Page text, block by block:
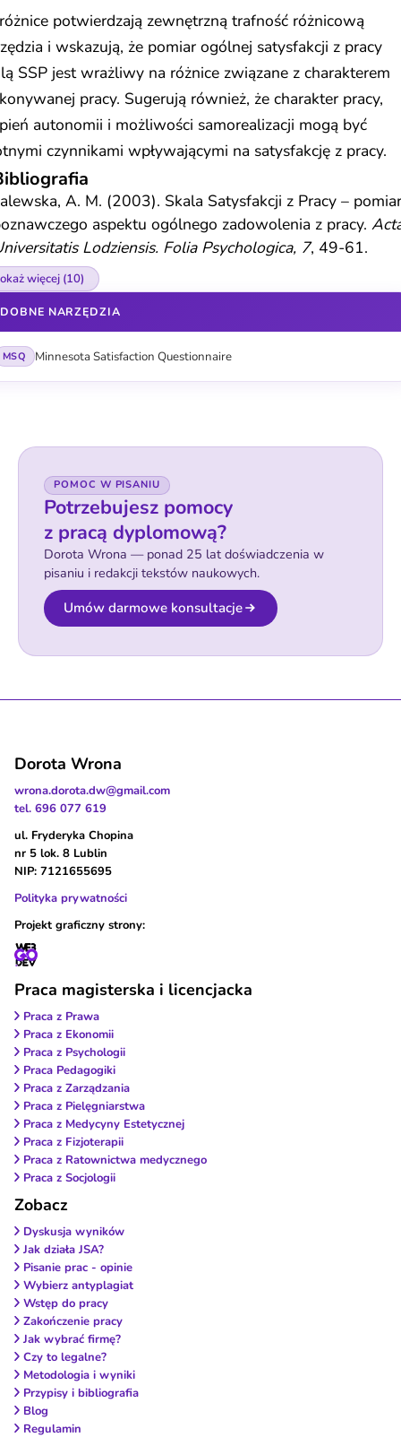
potwierdzają zewnętrzną trafność różnicową
i wskazują, że pomiar ogólnej satysfakcji z pracy
SSP jest wrażliwy na różnice związane z charakterem
pracy. Sugerują również, że charakter pracy,
autonomii i możliwości samorealizacji mogą być
czynnikami wpływającymi na satysfakcję z pracy.
A. M. (2003). Skala Satysfakcji z Pracy – pomiar
aspektu ogólnego zadowolenia z pracy.
Lodziensis. Folia Psychologica, 7, 49-61.
więcej (10)
NARZĘDZIA
MSQ Minnesota Satisfaction Questionnaire
POMOC W PISANIU
Potrzebujesz pomocy
z pracą dyplomową?
Dorota Wrona — ponad 25 lat doświadczenia w
pisaniu i redakcji tekstów naukowych.
Umów darmowe konsultacje
Dorota Wrona
wrona.dorota.dw@gmail.com
tel. 696 077 619
ul. Fryderyka Chopina
nr 5 lok. 8 Lublin
NIP: 7121655695
Polityka prywatności
Projekt graficzny strony:
Praca magisterska i licencjacka
Praca z Prawa
Praca z Ekonomii
Praca z Psychologii
Praca Pedagogiki
Praca z Zarządzania
Praca z Pielęgniarstwa
Praca z Medycyny Estetycznej
Praca z Fizjoterapii
Praca z Ratownictwa medycznego
Praca z Socjologii
Zobacz
Dyskusja wyników
Jak działa JSA?
Pisanie prac - opinie
Wybierz antyplagiat
Wstęp do pracy
Zakończenie pracy
Jak wybrać firmę?
Czy to legalne?
Metodologia i wyniki
Przypisy i bibliografia
Blog
Regulamin